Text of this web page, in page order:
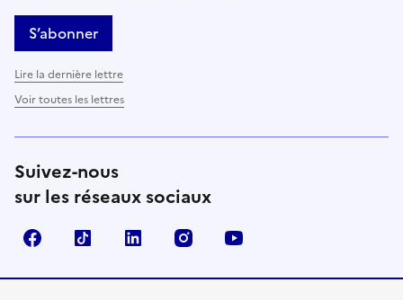
S’abonner
Lire la dernière lettre
Voir toutes les lettres
Suivez-nous
sur les réseaux sociaux
FacebookTikTok LinkedIn Instagram